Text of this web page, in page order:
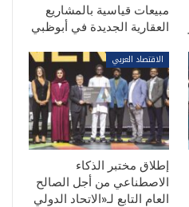
مبيعات قياسية بالمشاريع
العقارية الجديدة في أبوظبي
الاقتصاد العربي
إطلاق مختبر الذكاء
الاصطناعي من أجل الصالح
العام التابع لـ«الاتحاد الدولي